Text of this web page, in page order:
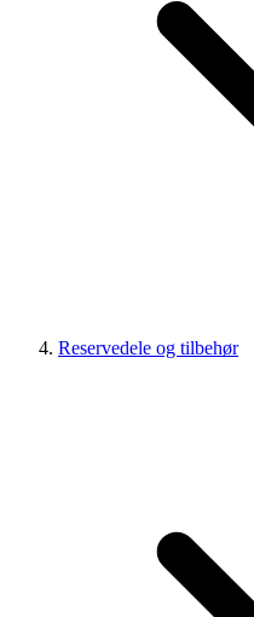
Reservedele og tilbehør